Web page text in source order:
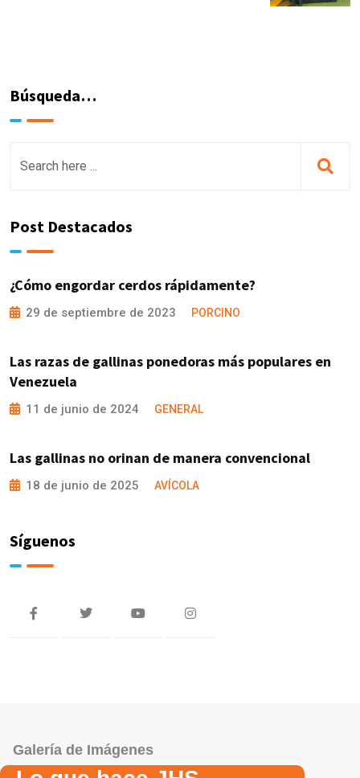
Búsqueda…
Post Destacados
¿Cómo engordar cerdos rápidamente?
29 de septiembre de 2023 PORCINO
Las razas de gallinas ponedoras más populares en
Venezuela
11 de junio de 2024 GENERAL
Las gallinas no orinan de manera convencional
18 de junio de 2025 AVÍCOLA
Síguenos
Galería de Imágenes